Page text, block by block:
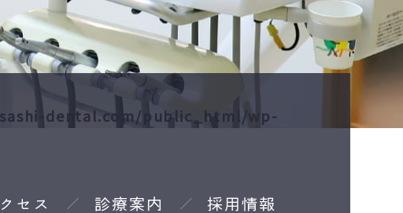
dental.com/public_html/wp-
セス 診療案内 採用情報